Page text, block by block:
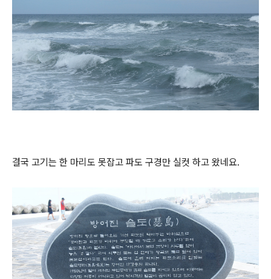
결국 고기는 한 마리도 못잡고 파도 구경만 실컷 하고 왔네요.